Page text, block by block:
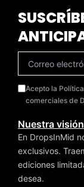
Acepto la
comerciales de
Nuestra visión
En DropsInMid
exclusivos.
ediciones
desea.